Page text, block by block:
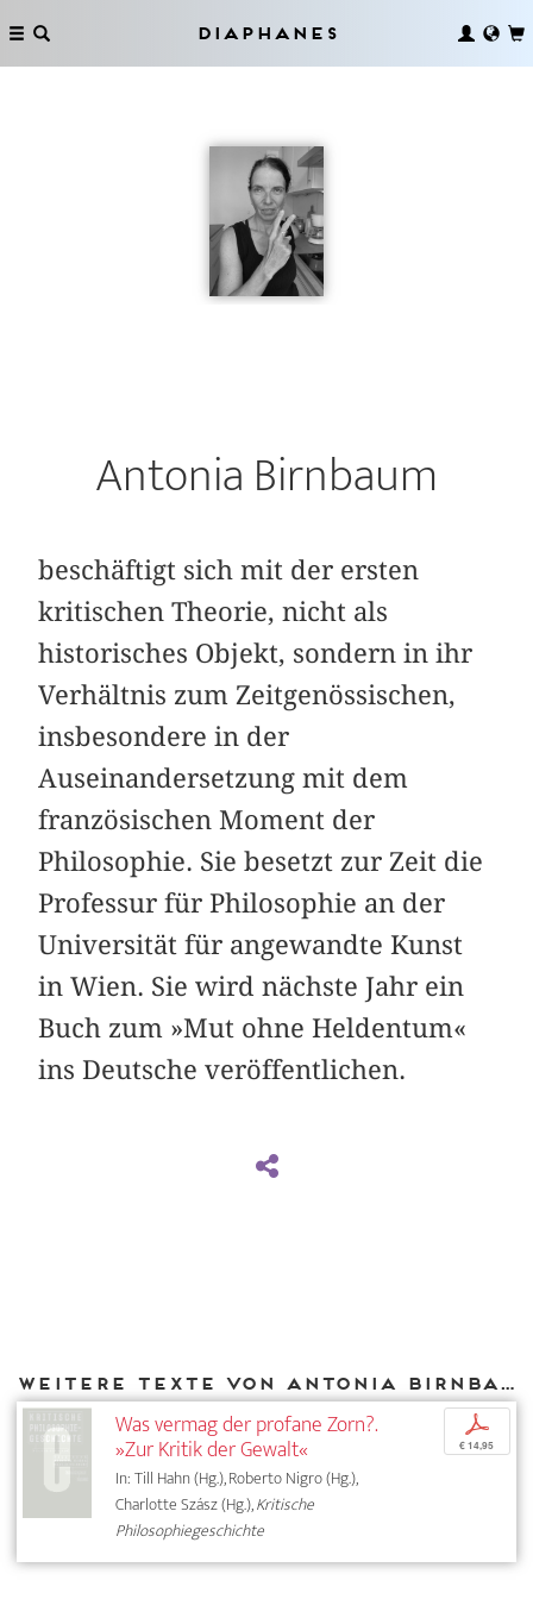
Diaphanes
Antonia Birnbaum
beschäftigt sich mit der ersten
kritischen Theorie, nicht als
historisches Objekt, sondern in ihr
Verhältnis zum Zeitgenössischen,
insbesondere in der
Auseinandersetzung mit dem
französischen Moment der
Philosophie. Sie besetzt zur Zeit die
Professur für Philosophie an der
Universität für angewandte Kunst
in Wien. Sie wird nächste Jahr ein
Buch zum »Mut ohne Heldentum«
ins Deutsche veröffentlichen.
Weitere Texte von Antonia Birnbaum bei DIAPHANES
Was vermag der profane Zorn?.
»Zur Kritik der Gewalt«
In: Till Hahn (Hg.), Roberto Nigro (Hg.),
Charlotte Szász (Hg.),Kritische
Philosophiegeschichte
p
€ 14,95